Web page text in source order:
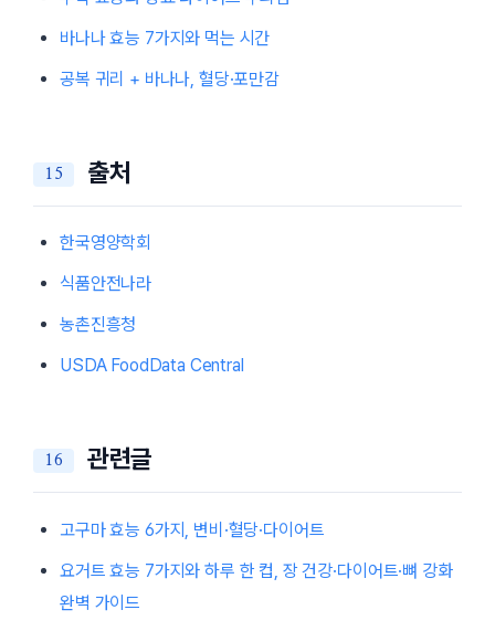
바나나 효능 7가지와 먹는 시간
공복 귀리 + 바나나, 혈당·포만감
출처
한국영양학회
식품안전나라
농촌진흥청
USDA FoodData Central
관련글
고구마 효능 6가지, 변비·혈당·다이어트
요거트 효능 7가지와 하루 한 컵, 장 건강·다이어트·뼈 강화
완벽 가이드